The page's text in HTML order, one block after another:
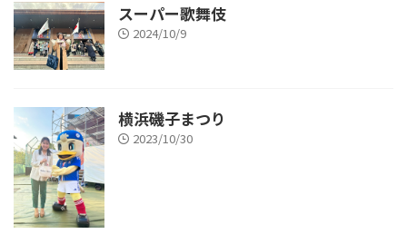
スーパー歌舞伎
2024/10/9
横浜磯子まつり
2023/10/30